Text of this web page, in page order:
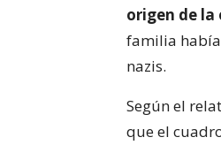
origen de la
familia
nazis.
Según el
que el